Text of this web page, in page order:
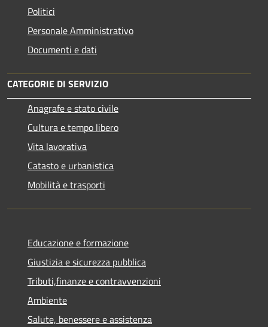
Politici
Personale Amministrativo
Documenti e dati
CATEGORIE DI SERVIZIO
Anagrafe e stato civile
Cultura e tempo libero
Vita lavorativa
Catasto e urbanistica
Mobilità e trasporti
Educazione e formazione
Giustizia e sicurezza pubblica
Tributi,finanze e contravvenzioni
Ambiente
Salute, benessere e assistenza